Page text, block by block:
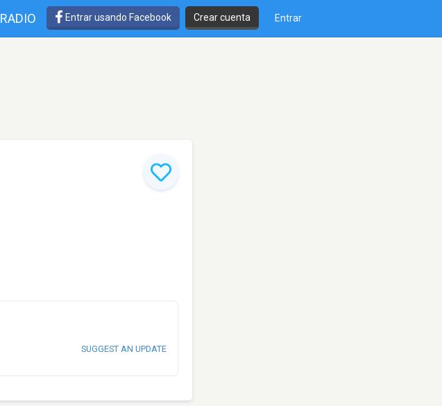
RADIO Entrar usando Facebook Crear cuenta Entrar
SUGGEST AN UPDATE